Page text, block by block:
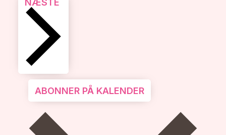
ABONNER PÅ KALENDER